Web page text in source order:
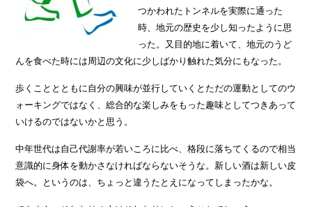
つかわれたトンネルを実際に通った
時、地元の歴史を少し知ったように思
った。又目的地に着いて、地元のうど
んを食べた時には周辺の文化に少しばかり触れた気分にもなった。
歩くこととともに自分の興味が並行していくとただの運動としてのウ
ォーキングではなく、総合的な楽しみをもった趣味としてつきあって
いけるのではないかと思う。
中年世代は自己代謝率が若いころに比べ、格段に落ちてくるので相当
意識的に身体を動かさなければならないそうな。新しい酒は新しい皮
袋へ。というのは、ちょっと違うたとえになってしまったかな。